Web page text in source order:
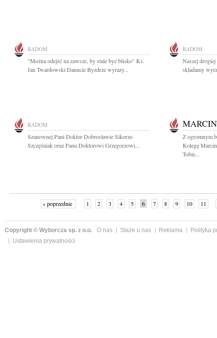
RADOM
"Można odejść na zawsze, by stale być blisko" Ks.
Jan Twardowski Danucie Byzdrze wyrazy...
RADOM
Naszej
składamy
RADOM
Szanownej Pani Doktor Dobrosławie Sikorze-
Szczęśniak oraz Panu Doktorowi Grzegorzowi...
Z ogromnym
Kolegę
Tobie...
« poprzednie 1 2 3 4 5 6 7 8 9 10 11
Copyright © Wyborcza sp. z o.o. O nas Staże u nas Reklama
Polityka
Ustawienia prywatności